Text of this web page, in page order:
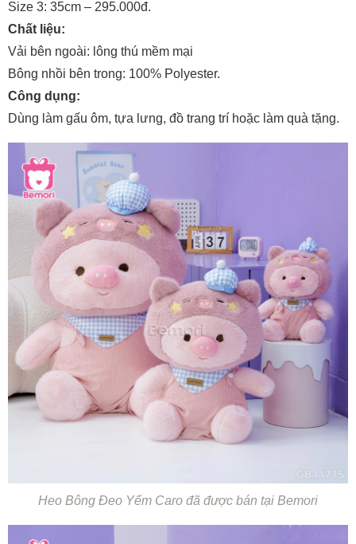
Size 3: 35cm – 295.000đ.
Chất liệu:
Vải bên ngoài: lông thú mềm mại
Bông nhồi bên trong: 100% Polyester.
Công dụng:
Dùng làm gấu ôm, tựa lưng, đồ trang trí hoặc làm quà tặng.
Heo Bông Đeo Yếm Caro đã được bán tại Bemori